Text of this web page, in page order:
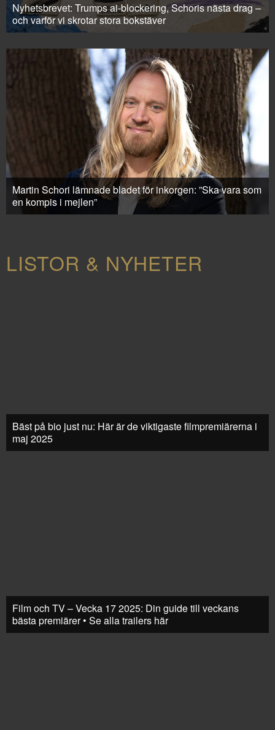
Nyhetsbrevet: Trumps ai-blockering, Schoris nästa drag –
och varför vi skrotar stora bokstäver
Martin Schori lämnade bladet för inkorgen: ”Ska vara som
en kompis i mejlen”
LISTOR & NYHETER
Bäst på bio just nu: Här är de viktigaste filmpremiärerna i
maj 2025
Film och TV – Vecka 17 2025: Din guide till veckans
bästa premiärer • Se alla trailers här